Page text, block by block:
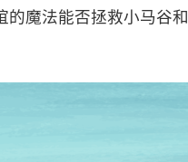
的魔法能否拯救小马谷